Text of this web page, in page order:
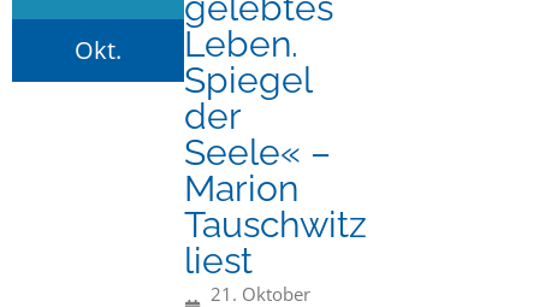
Okt.
Leben.
Spiegel
der
Seele« –
Marion
Tauschwitz
liest
21. Oktober